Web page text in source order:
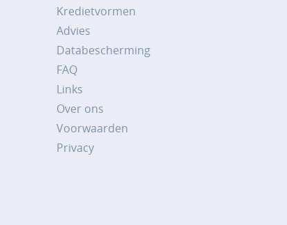
Kredietvormen
Advies
Databescherming
FAQ
Links
Over ons
Voorwaarden
Privacy